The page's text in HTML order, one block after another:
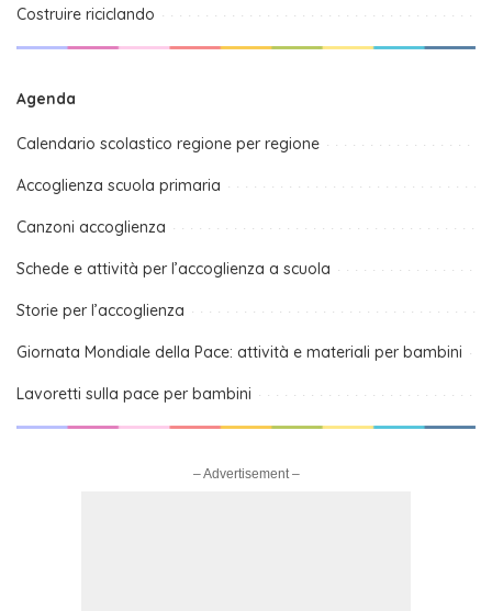
Costruire riciclando
Agenda
Calendario scolastico regione per regione
Accoglienza scuola primaria
Canzoni accoglienza
Schede e attività per l’accoglienza a scuola
Storie per l’accoglienza
Giornata Mondiale della Pace: attività e materiali per bambini
Lavoretti sulla pace per bambini
– Advertisement –